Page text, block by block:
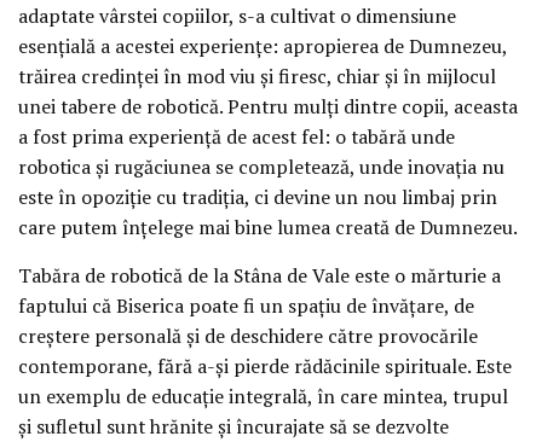
adaptate vârstei copiilor, s-a cultivat o dimensiune
esențială a acestei experiențe: apropierea de Dumnezeu,
trăirea credinței în mod viu și firesc, chiar și în mijlocul
unei tabere de robotică. Pentru mulți dintre copii, aceasta
a fost prima experiență de acest fel: o tabără unde
robotica și rugăciunea se completează, unde inovația nu
este în opoziție cu tradiția, ci devine un nou limbaj prin
care putem înțelege mai bine lumea creată de Dumnezeu.
Tabăra de robotică de la Stâna de Vale este o mărturie a
faptului că Biserica poate fi un spațiu de învățare, de
creștere personală și de deschidere către provocările
contemporane, fără a-și pierde rădăcinile spirituale. Este
un exemplu de educație integrală, în care mintea, trupul
și sufletul sunt hrănite și încurajate să se dezvolte